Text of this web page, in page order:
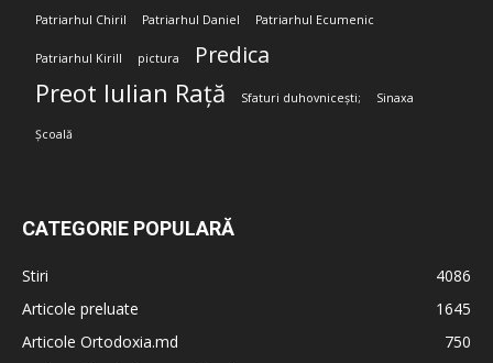
Patriarhul Chiril Patriarhul Daniel Patriarhul Ecumenic
Patriarhul Kirill pictura Predica
Preot Iulian Rață Sfaturi duhovnicești; Sinaxa
Școală
CATEGORIE POPULARĂ
Stiri
4086
Articole preluate
1645
Articole Ortodoxia.md
750